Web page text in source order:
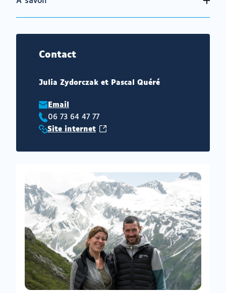
Contact
Julia Zydorczak et Pascal Quéré
Email
Téléphone
06 73 64 47 77
Site
Site internet(ouvrir
un
onglet)